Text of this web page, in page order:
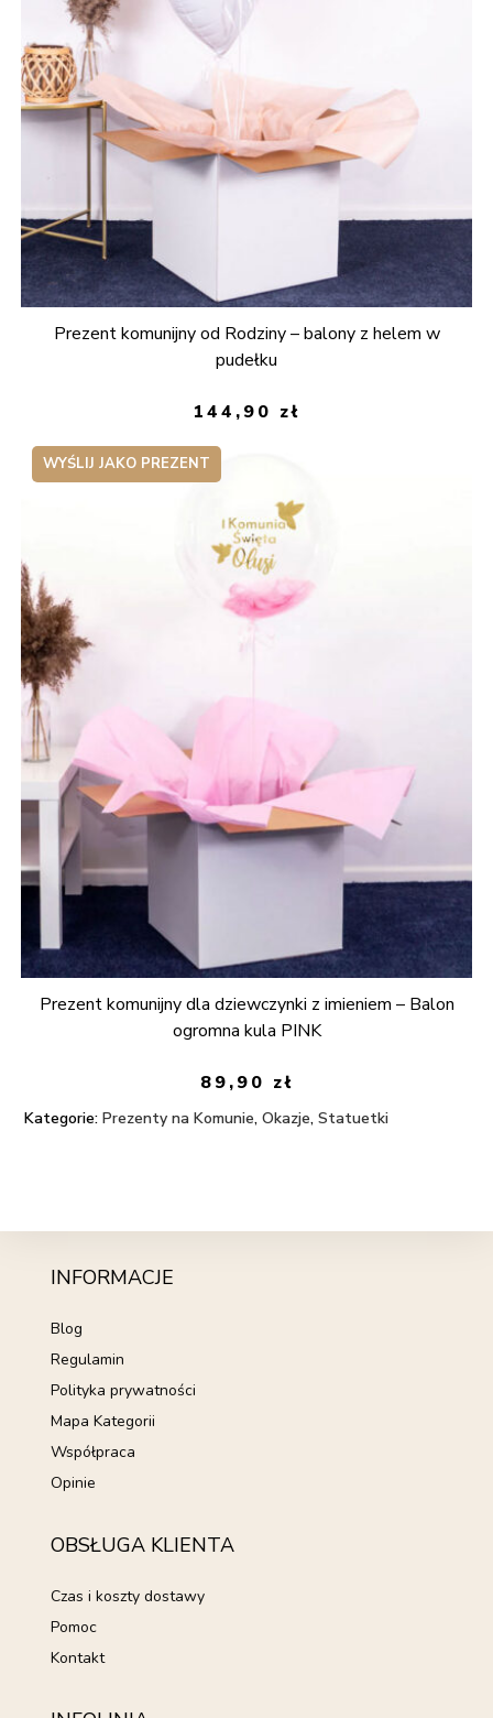
Prezent komunijny od Rodziny – balony z helem w
pudełku
144,90 zł
WYŚLIJ JAKO PREZENT
Prezent komunijny dla dziewczynki z imieniem – Balon
ogromna kula PINK
89,90 zł
Kategorie: Prezenty na Komunie,Okazje,Statuetki
INFORMACJE
Blog
Regulamin
Polityka prywatności
Mapa Kategorii
Współpraca
Opinie
OBSŁUGA KLIENTA
Czas i koszty dostawy
Pomoc
Kontakt